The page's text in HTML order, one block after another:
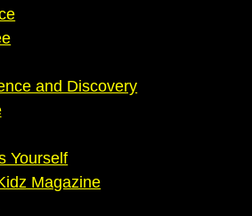
and Discovery
Yourself
Magazine